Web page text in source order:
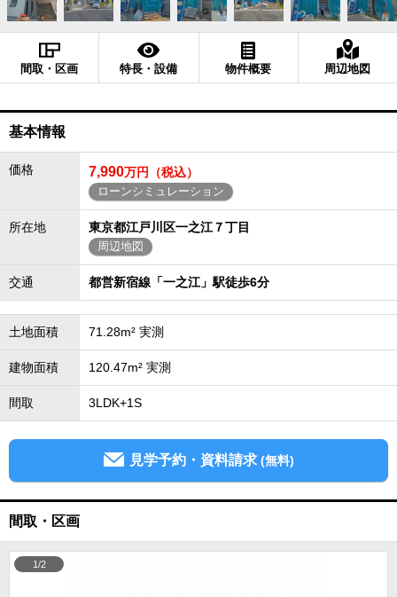
間取・区画 特長・設備 物件概要 周辺地図
基本情報
価格 7,990万円（税込）
ローンシミュレーション
所在地 東京都江戸川区一之江７丁目
周辺地図
交通 都営新宿線「一之江」駅徒歩6分
土地面積 71.28m² 実測
建物面積 120.47m² 実測
間取 3LDK+1S
見学予約・資料請求 (無料)
間取・区画
1/2